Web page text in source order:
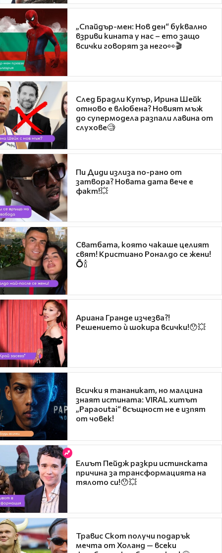
„Спайдър-мен: Нов ден“ буквално
взриви кината у нас – ето защо
всички говорят за него👀🎬
След Брадли Купър, Ирина Шейк
отново е влюбена? Новият мъж
до супермодела разпали лавина от
слухове🧐
Пи Диди излиза по-рано от
затвора? Новата дата вече е
факт!💥
Сватбата, която чакаше целият
свят! Кристиано Роналдо се жени!
💍🍾
Ариана Гранде изчезва?!
Решението ѝ шокира всички!😯💥
Всички я тананикат, но малцина
знаят истината: VIRAL хитът
„Papaoutai“ всъщност не е изпят
от човек!
Елиът Пейдж разкри истинската
причина за трансформацията на
тялото си!😯💥
Травис Скот получи подарък
мечта от Холанд — всеки